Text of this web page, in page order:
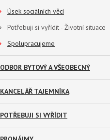
Úsek sociálních věcí
Potřebuji si vyřídit - Životní situace
Spolupracujeme
ODBOR BYTOVÝ A VŠEOBECNÝ
KANCELÁŘ TAJEMNÍKA
POTŘEBUJI SI VYŘÍDIT